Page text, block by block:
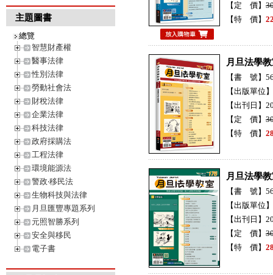
主題圖書
總覽
智慧財產權
醫事法律
性別法律
勞動社會法
財稅法律
企業法律
科技法律
政府採購法
工程法律
環境能源法
警政‧移民法
生物科技與法律
月旦匯豐專題系列
元照智勝系列
安全與移民
電子書
【定 價】
【特 價】
月旦法學
【書 號】
【出版單位
【出刊日】
【定 價】
【特 價】
月旦法學
【書 號】
【出版單位
【出刊日】
【定 價】
【特 價】